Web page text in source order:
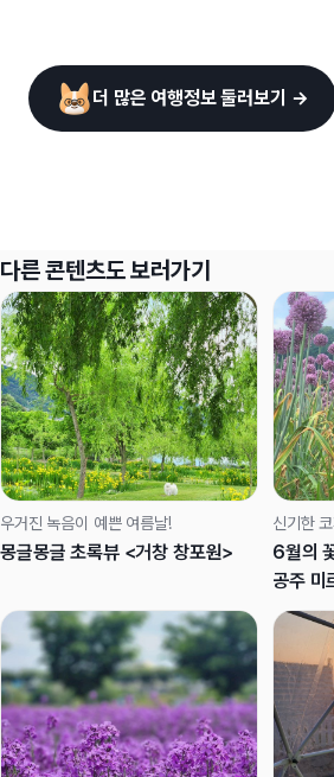
더 많은 여행정보 둘러보기 →
다른 콘텐츠도 보러가기
우거진 녹음이 예쁜 여름날!
몽글몽글 초록뷰 <거창 창포원>
신기한
6월의
공주 미